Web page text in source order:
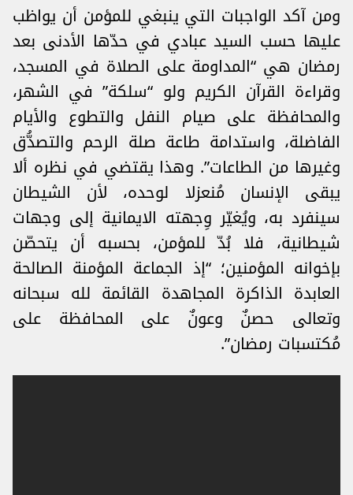
ومن آكد الواجبات التي ينبغي للمؤمن أن يواظب
عليها حسب السيد عبادي في حدّها الأدنى بعد
رمضان هي “المداومة على الصلاة في المسجد،
وقراءة القرآن الكريم ولو “سلكة” في الشهر،
والمحافظة على صيام النفل والتطوع والأيام
الفاضلة، واستدامة طاعة صلة الرحم والتصدُّق
وغيرها من الطاعات”. وهذا يقتضي في نظره ألا
يبقى الإنسان مُنعزلا لوحده، لأن الشيطان
سينفرد به، ويُغيّر وِجهته الايمانية إلى وجهات
شيطانية، فلا بُدّ للمؤمن، بحسبه أن يتحصّن
بإخوانه المؤمنين؛ “إذ الجماعة المؤمنة الصالحة
العابدة الذاكرة المجاهدة القائمة لله سبحانه
وتعالى حصنٌ وعونٌ على المحافظة على
مُكتسبات رمضان”.